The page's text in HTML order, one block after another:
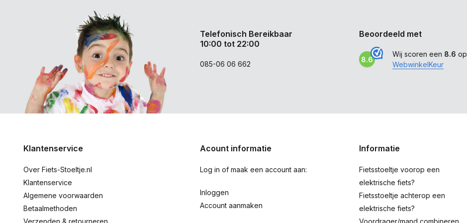
Telefonisch Bereikbaar
10:00 tot 22:00
085-06 06 662
Beoordeeld met
8.6
Wij scoren een 8.6 op
WebwinkelKeur
Klantenservice
Over Fiets-Stoeltje.nl
Klantenservice
Algemene voorwaarden
Betaalmethoden
Verzenden & retourneren
Acount informatie
Log in of maak een account aan:
Inloggen
Account aanmaken
Informatie
Fietsstoeltje voorop een
elektrische fiets?
Fietsstoeltje achterop een
elektrische fiets?
Voordrager/mand combineren